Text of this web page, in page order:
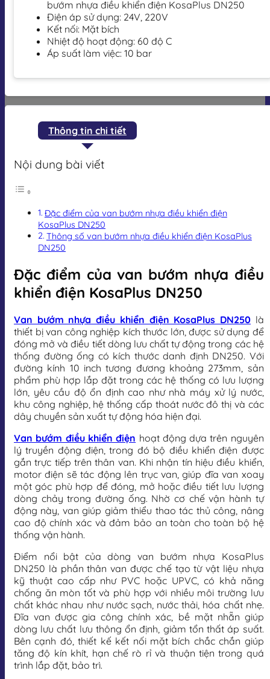
bướm nhựa điều khiển điện KosaPlus DN250
Điện áp sử dụng: 24V, 220V
Kết nối: Mặt bích
Nhiệt độ hoạt động: 60 độ C
Áp suất làm việc: 10 bar
Thông tin chi tiết
Nội dung bài viết
Đặc điểm của van bướm nhựa điều khiển điện
KosaPlus DN250
Thông số van bướm nhựa điều khiển điện KosaPlus
DN250
Đặc điểm của van bướm nhựa điều
khiển điện KosaPlus DN250
Van bướm nhựa điều khiển điện KosaPlus DN250 là
thiết bị van công nghiệp kích thước lớn, được sử dụng để
đóng mở và điều tiết dòng lưu chất tự động trong các hệ
thống đường ống có kích thước danh định DN250. Với
đường kính 10 inch tương đương khoảng 273mm, sản
phẩm phù hợp lắp đặt trong các hệ thống có lưu lượng
lớn, yêu cầu độ ổn định cao như nhà máy xử lý nước,
khu công nghiệp, hệ thống cấp thoát nước đô thị và các
dây chuyền sản xuất tự động hóa hiện đại.
Van bướm điều khiển điện hoạt động dựa trên nguyên
lý truyền động điện, trong đó bộ điều khiển điện được
gắn trực tiếp trên thân van. Khi nhận tín hiệu điều khiển,
motor điện sẽ tác động lên trục van, giúp đĩa van xoay
một góc phù hợp để đóng, mở hoặc điều tiết lưu lượng
dòng chảy trong đường ống. Nhờ cơ chế vận hành tự
động này, van giúp giảm thiểu thao tác thủ công, nâng
cao độ chính xác và đảm bảo an toàn cho toàn bộ hệ
thống vận hành.
Điểm nổi bật của dòng van bướm nhựa KosaPlus
DN250 là phần thân van được chế tạo từ vật liệu nhựa
kỹ thuật cao cấp như PVC hoặc UPVC, có khả năng
chống ăn mòn tốt và phù hợp với nhiều môi trường lưu
chất khác nhau như nước sạch, nước thải, hóa chất nhẹ.
Đĩa van được gia công chính xác, bề mặt nhẵn giúp
dòng lưu chất lưu thông ổn định, giảm tổn thất áp suất.
Bên cạnh đó, thiết kế kết nối mặt bích chắc chắn giúp
tăng độ kín khít, hạn chế rò rỉ và thuận tiện trong quá
trình lắp đặt, bảo trì.